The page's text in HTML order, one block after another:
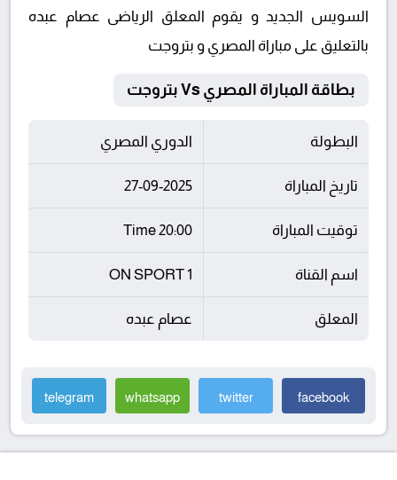
السويس الجديد و يقوم المعلق الرياضى عصام عبده
بالتعليق على مباراة المصري و بتروجت
بطاقة المباراة المصري Vs بتروجت
البطولة الدوري المصري
تاريخ المباراة 27-09-2025
توقيت المباراة 20:00 Time
اسم القناة ON SPORT 1
المعلق عصام عبده
facebook
twitter
whatsapp
telegram